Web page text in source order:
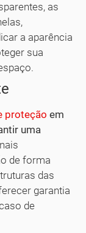
as
a aparência
sua
proteção em
uma
de forma
das
garantia
de